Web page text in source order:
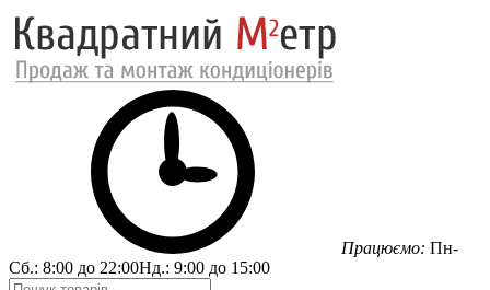
Працюємо: Пн-
Сб.: 8:00 до 22:00Нд.: 9:00 до 15:00